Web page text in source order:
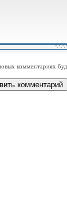
-
-
-
-
комментариях